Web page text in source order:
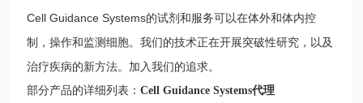
Cell Guidance Systems的试剂和服务可以在体外和体内控
制，操作和监测细胞。我们的技术正在开展突破性研究，以及
治疗疾病的新方法。加入我们的追求。
部分产品的详细列表：Cell Guidance Systems代理